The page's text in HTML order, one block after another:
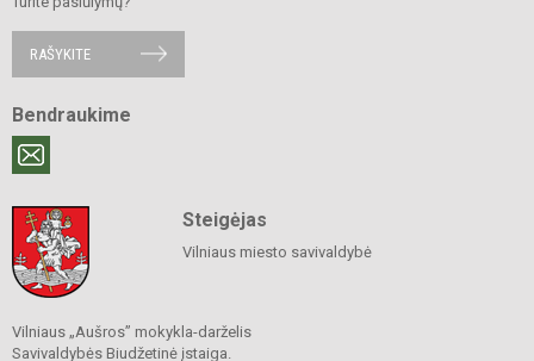
RAŠYKITE
Bendraukime
Steigėjas
Vilniaus miesto savivaldybė
Vilniaus „Aušros” mokykla-darželis
Savivaldybės Biudžetinė įstaiga.